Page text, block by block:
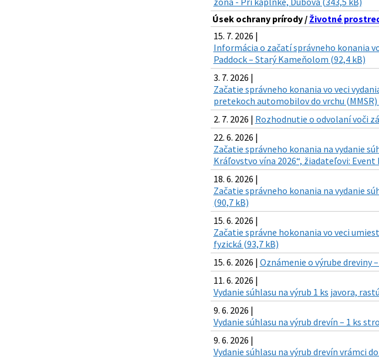
Úsek ochrany prírody / Životné
15. 7. 2026 |
Informácia o začatí správneho konania
Paddock – Starý Kameňolom (92,4 kB)
3. 7. 2026 |
Začatie správneho konania vo veci
pretekoch automobilov do vrchu (MMSR)
2. 7. 2026 | Rozhodnutie o odvolaní voči
22. 6. 2026 |
Začatie správneho konania na vydanie
Kráľovstvo vína 2026“, žiadateľovi: Event
18. 6. 2026 |
Začatie správneho konania na vydanie
(90,7 kB)
15. 6. 2026 |
Začatie správne hokonania vo veci
fyzická (93,7 kB)
15. 6. 2026 | Oznámenie o výrube dreviny
11. 6. 2026 |
Vydanie súhlasu na výrub 1 ks javora,
9. 6. 2026 |
Vydanie súhlasu na výrub drevín – 1 ks
9. 6. 2026 |
Vydanie súhlasu na výrub drevín vrámci